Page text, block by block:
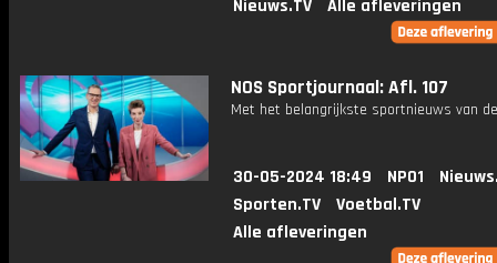
Nieuws.TV
Alle afleveringen
NOS Sportjournaal: Afl. 107
Met het belangrijkste sportnieuws van
30-05-2024 18:49 NPO1
Sporten.TV
Voetbal.TV
Alle afleveringen